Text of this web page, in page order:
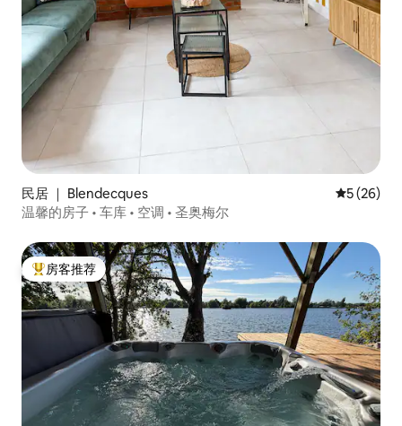
民居 ｜ Blendecques 平均评分
5 (26)
温馨的房子 • 车库 • 空调 • 圣奥梅尔
热门「房客推荐」
房客推荐